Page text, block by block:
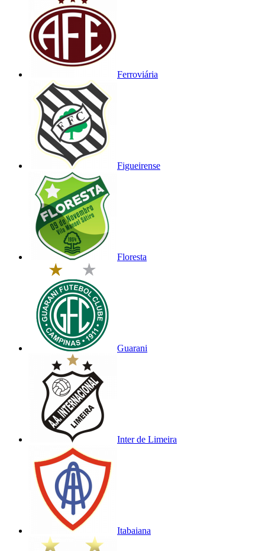
Ferroviária
Figueirense
Floresta
Guarani
Inter de Limeira
Itabaiana